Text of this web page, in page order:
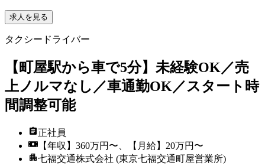
求人を見る
タクシードライバー
【町屋駅から車で5分】未経験OK／売
上ノルマなし／車通勤OK／スタート時
間調整可能
正社員
【年収】360万円〜、【月給】20万円〜
七福交通株式会社 (東京七福交通町屋営業所)